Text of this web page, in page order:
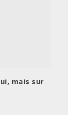
mais sur